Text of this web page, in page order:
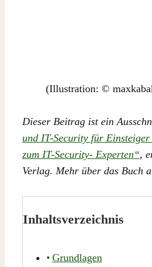
(Illustration: ©
Dieser Beitrag ist ein
und IT-Security für
zum IT-Security- Experten“,
Verlag. Mehr über das Buch
Inhaltsverzeichnis
Grundlagen